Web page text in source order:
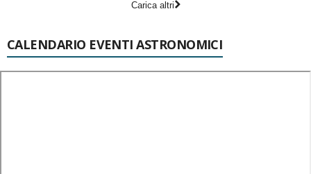
Carica altri
CALENDARIO EVENTI ASTRONOMICI